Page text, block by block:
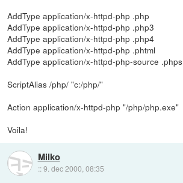
AddType application/x-httpd-php .php
AddType application/x-httpd-php .php3
AddType application/x-httpd-php .php4
AddType application/x-httpd-php .phtml
AddType application/x-httpd-php-source .phps
ScriptAlias /php/ "c:/php/"
Action application/x-httpd-php "/php/php.exe"
Voila!
Milko
::9. dec 2000, 08:35